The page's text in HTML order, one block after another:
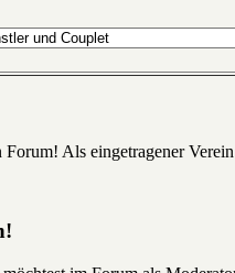
Als eingetragener